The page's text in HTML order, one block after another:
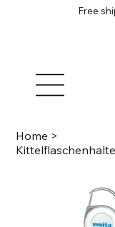
Free
Home >